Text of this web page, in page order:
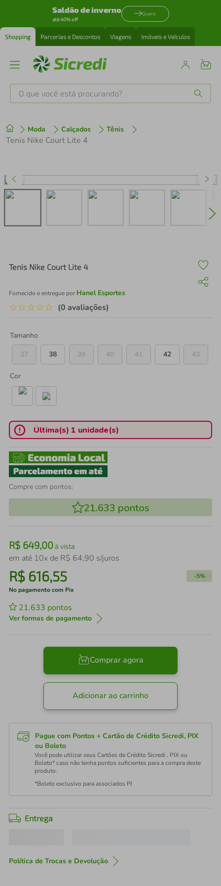
Saldão de inverno
até 40% off
Quero
Shopping Parcerias e Descontos Viagens Imóveis e Veículos
O que você está procurando?
Moda Calçados Tênis
Tenis Nike Court Lite 4
Tenis Nike Court Lite 4
Fornecido e entregue por Hanel Esportes
☆☆☆☆☆ (0 avaliações)
Tamanho
37
38 39 40 41 42 43
Cor
Última(s) 1 unidade(s)
Compre com pontos:
21.633 pontos
R$ 649,00à vista
em até 10x de R$ 64,90 s/juros
R$ 616,55 -5%
No pagamento com Pix
21.633 pontos
Ver formas de pagamento
Comprar agora
Adicionar ao carrinho
Pague com Pontos + Cartão de Crédito Sicredi, PIX
ou Boleto
Você pode utilizar seus Cartões de Crédito Sicredi , PIX ou
Boleto* caso não tenha pontos suficientes para a compra deste
produto.
*Boleto exclusivo para associados PJ
Entrega
Política de Trocas e Devolução
1º tenis
perfume